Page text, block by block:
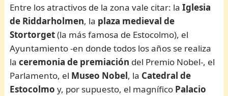
Entre los atractivos de la zona vale citar: laIglesia
de Riddarholmen, la plaza medieval de
Stortorget(la más famosa de Estocolmo), el
Ayuntamiento -en donde todos los años se realiza
laceremonia de premiación del Premio Nobel-, el
Parlamento, el Museo Nobel, la Catedral de
Estocolmo y, por supuesto, el magnífico Palacio